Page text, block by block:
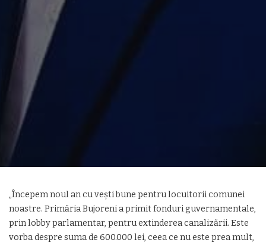
„Începem noul an cu vești bune pentru locuitorii comunei
noastre. Primăria Bujoreni a primit fonduri guvernamentale,
prin lobby parlamentar, pentru extinderea canalizării. Este
vorba despre suma de 600.000 lei, ceea ce nu este prea mult,